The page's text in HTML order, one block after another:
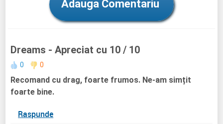
Adauga Comentariu
Dreams - Apreciat cu 10 / 10
0 0
Recomand cu drag, foarte frumos. Ne-am simțit
foarte bine.
Raspunde